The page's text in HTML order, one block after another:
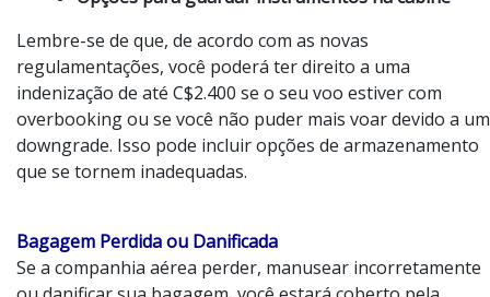
Lembre-se de que, de acordo com as novas
regulamentações, você poderá ter direito a uma
indenização de até C$2.400 se o seu voo estiver com
overbooking ou se você não puder mais voar devido a um
downgrade. Isso pode incluir opções de armazenamento
que se tornem inadequadas.
Bagagem Perdida ou Danificada
Se a companhia aérea perder, manusear incorretamente